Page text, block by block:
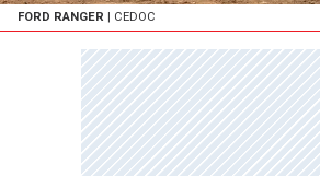
FORD RANGER | CEDOC